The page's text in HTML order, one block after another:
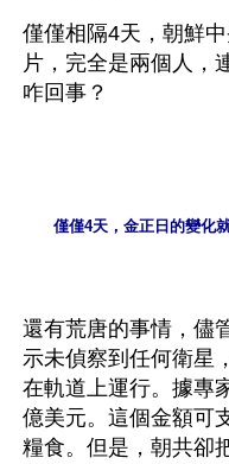
僅僅相隔4天，朝鮮
片，完全是兩個人，
咋回事？
僅僅4天，金正日的變化
還有荒唐的事情，儘
示未偵察到任何衛星
在軌道上運行。據專
億美元。這個金額可
糧食。但是，朝共卻